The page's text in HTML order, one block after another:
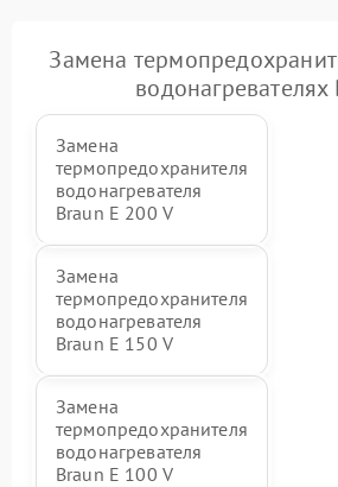
Замена
водонагревателях
Замена
термопредохранителя
водонагревателя
Braun E 200 V
Замена
термопредохранителя
водонагревателя
Braun E 150 V
Замена
термопредохранителя
водонагревателя
Braun E 100 V